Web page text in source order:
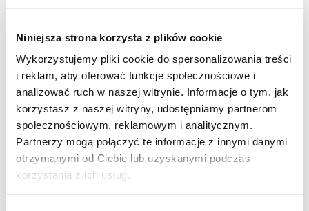
Niniejsza strona korzysta z plików cookie
Wykorzystujemy pliki cookie do spersonalizowania treści
i reklam, aby oferować funkcje społecznościowe i
analizować ruch w naszej witrynie. Informacje o tym, jak
korzystasz z naszej witryny, udostępniamy partnerom
społecznościowym, reklamowym i analitycznym.
Partnerzy mogą połączyć te informacje z innymi danymi
otrzymanymi od Ciebie lub uzyskanymi podczas
korzystania z ich usług.